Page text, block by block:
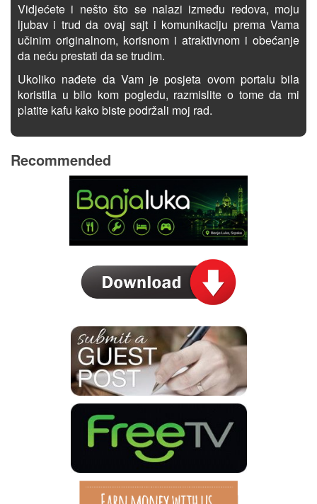
Vidjećete i nešto što se nalazi između redova, moju
ljubav i trud da ovaj sajt i komunikaciju prema Vama
učinim originalnom, korisnom i atraktivnom i obećanje
da neću prestati da se trudim.
Ukoliko nađete da Vam je posjeta ovom portalu bila
koristila u bilo kom pogledu, razmislite o tome da mi
platite kafu kako biste podržali moj rad.
Recommended